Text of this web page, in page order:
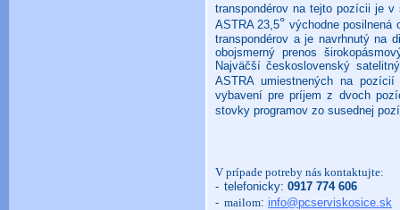
transpondérov na tejto pozícii je
ASTRA 23,5° východne posilnená
transpondérov a je navrhnutý na
obojsmerný prenos
Najväčší československý
ASTRA umiestnených na pozícií
vybavení pre príjem z dvoch
stovky programov zo susednej
V prípade potreby nás kontaktujte:
- telefonicky: 0917 774 606
- mailom: info@pcserviskosice.sk